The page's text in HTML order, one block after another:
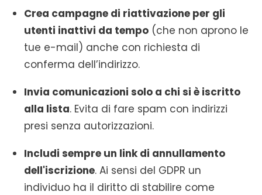
Crea campagne di riattivazione per gli
utenti inattivi da tempo (che non aprono le
tue e-mail) anche con richiesta di
conferma dell’indirizzo.
Invia comunicazioni solo a chi si è iscritto
alla lista. Evita di fare spam con indirizzi
presi senza autorizzazioni.
Includi sempre un link di annullamento
dell'iscrizione. Ai sensi del GDPR un
individuo ha il diritto di stabilire come